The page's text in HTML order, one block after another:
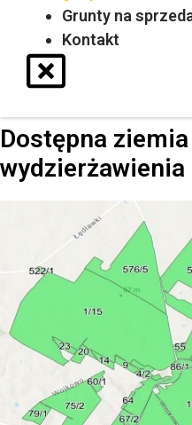
Grunty na
Kontakt
Dostępna
wydzierżawienia